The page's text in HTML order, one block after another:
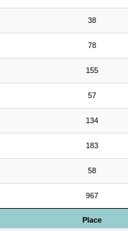
Place
38
78
155
57
134
183
58
967